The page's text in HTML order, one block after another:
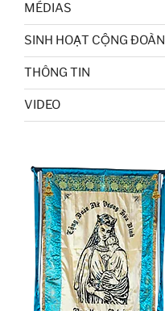
MÉDIAS
SINH HOẠT CỘNG ĐOÀN
THÔNG TIN
VIDEO